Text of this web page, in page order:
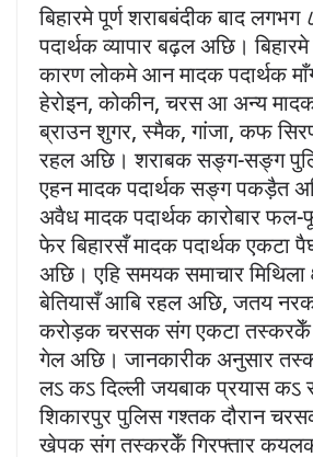
बिहारमे पूर्ण शराबबंदीक बाद
पदार्थक व्यापार बढ़ल अछि।
कारण लोकमे आन मादक पदार्थक
हेरोइन, कोकीन, चरस आ अन्य मादक
ब्राउन शुगर, स्मैक, गांजा, कफ
रहल अछि। शराबक सङ्ग-सङ्ग
एहन मादक पदार्थक सङ्ग पकड़ैत
अवैध मादक पदार्थक कारोबार
फेर बिहारसँ मादक पदार्थक एकटा
अछि। एहि समयक समाचार मिथिला
बेतियासँ आबि रहल अछि, जतय
करोड़क चरसक संग एकटा तस्करकेँ
गेल अछि। जानकारीक अनुसार
लऽ कऽ दिल्ली जयबाक प्रयास
शिकारपुर पुलिस गश्तक दौरान
खेपक संग तस्करकेँ गिरफ्तार